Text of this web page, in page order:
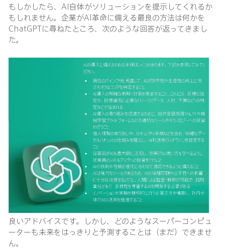
もしかしたら、AI自体がソリューションを提示してくれるか
もしれません。企業がAI革命に備える最良の方法は何かを
ChatGPTに尋ねたところ、次のような回答が返ってきまし
た。
良いアドバイスです。しかし、どのようなスーパーコンピュ
ーターも未来をはっきりと予測することは（まだ）できませ
ん。